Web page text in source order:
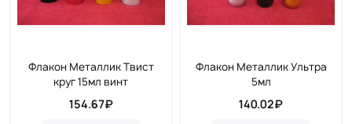
Флакон Металлик Твист
круг 15мл винт
154.67₽
Флакон Металлик Ультра
5мл
140.02₽